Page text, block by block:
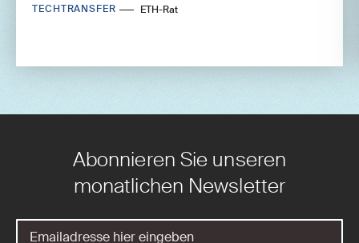
TECHTRANSFER ETH-Rat
Abonnieren Sie unseren
monatlichen Newsletter